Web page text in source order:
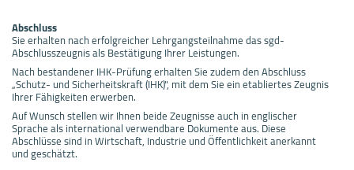
Abschluss
Sie erhalten nach erfolgreicher Lehrgangsteilnahme das sgd-
Abschlusszeugnis als Bestätigung Ihrer Leistungen.
Nach bestandener IHK-Prüfung erhalten Sie zudem den Abschluss
„Schutz- und Sicherheitskraft (IHK)", mit dem Sie ein etabliertes Zeugnis
Ihrer Fähigkeiten erwerben.
Auf Wunsch stellen wir Ihnen beide Zeugnisse auch in englischer
Sprache als international verwendbare Dokumente aus. Diese
Abschlüsse sind in Wirtschaft, Industrie und Öffentlichkeit anerkannt
und geschätzt.